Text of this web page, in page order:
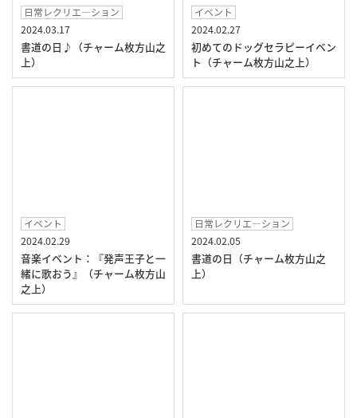
日常レクリエ―ション
2024.03.17
書道の日♪（チャーム枚方山之
上）
イベント
2024.02.27
初めてのドッグセラピーイベン
ト（チャーム枚方山之上）
イベント
2024.02.29
音楽イベント：『発声王子と一
緒に歌おう』（チャーム枚方山
之上）
日常レクリエ―ション
2024.02.05
書道の日（チャーム枚方山之
上）